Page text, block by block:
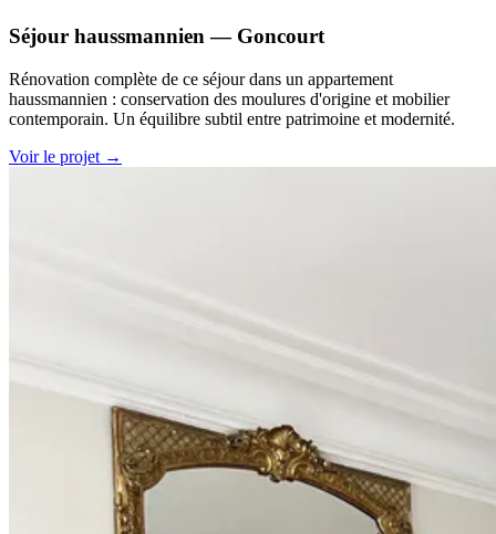
Séjour haussmannien — Goncourt
Rénovation complète de ce séjour dans un appartement
haussmannien : conservation des moulures d'origine et mobilier
contemporain. Un équilibre subtil entre patrimoine et modernité.
Voir le projet →